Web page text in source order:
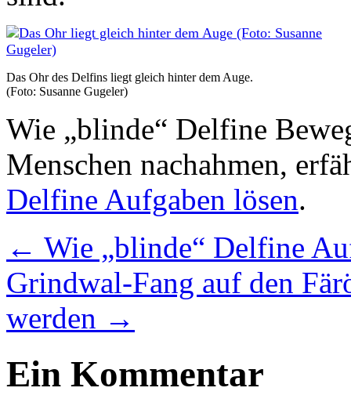
Das Ohr des Delfins liegt gleich hinter dem Auge.
(Foto: Susanne Gugeler)
Wie „blinde“ Delfine
Menschen nachahmen,
Delfine Aufgaben lösen.
← Wie „blinde“ Delfine
Grindwal-Fang auf den
werden →
Ein Kommentar